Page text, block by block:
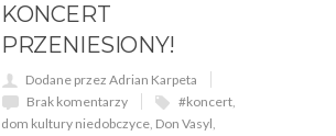
KONCERT
PRZENIESIONY!
Dodane przez Adrian Karpeta
Brak komentarzy
#koncert,
dom kultury niedobczyce, Don Vasyl,